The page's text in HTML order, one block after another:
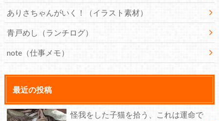
ありさちゃんがいく！（イラスト素材）
青戸めし（ランチログ）
note（仕事メモ）
最近の投稿
怪我をした子猫を拾う、これは運命で